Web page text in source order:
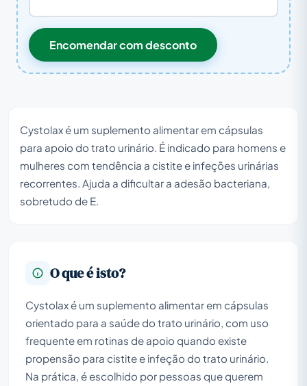
Encomendar com desconto
Cystolax é um suplemento alimentar em cápsulas
para apoio do trato urinário. É indicado para homens e
mulheres com tendência a cistite e infeções urinárias
recorrentes. Ajuda a dificultar a adesão bacteriana,
sobretudo de E.
O que é isto?
Cystolax é um suplemento alimentar em cápsulas
orientado para a saúde do trato urinário, com uso
frequente em rotinas de apoio quando existe
propensão para cistite e infeção do trato urinário.
Na prática, é escolhido por pessoas que querem